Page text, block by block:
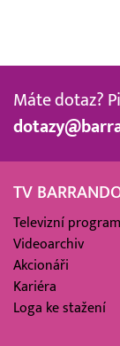
Máte dotaz?
TV
Televizní program
Videoarchiv
Akcionáři
Kariéra
Loga ke stažení